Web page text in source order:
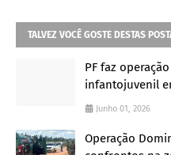
TALVEZ VOCÊ GOSTE DESTAS
PF faz
infantojuvenil
Junho 01, 2026
Operação